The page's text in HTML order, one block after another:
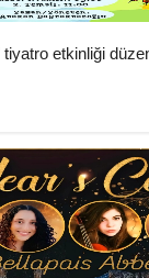
tiyatro etkinliği